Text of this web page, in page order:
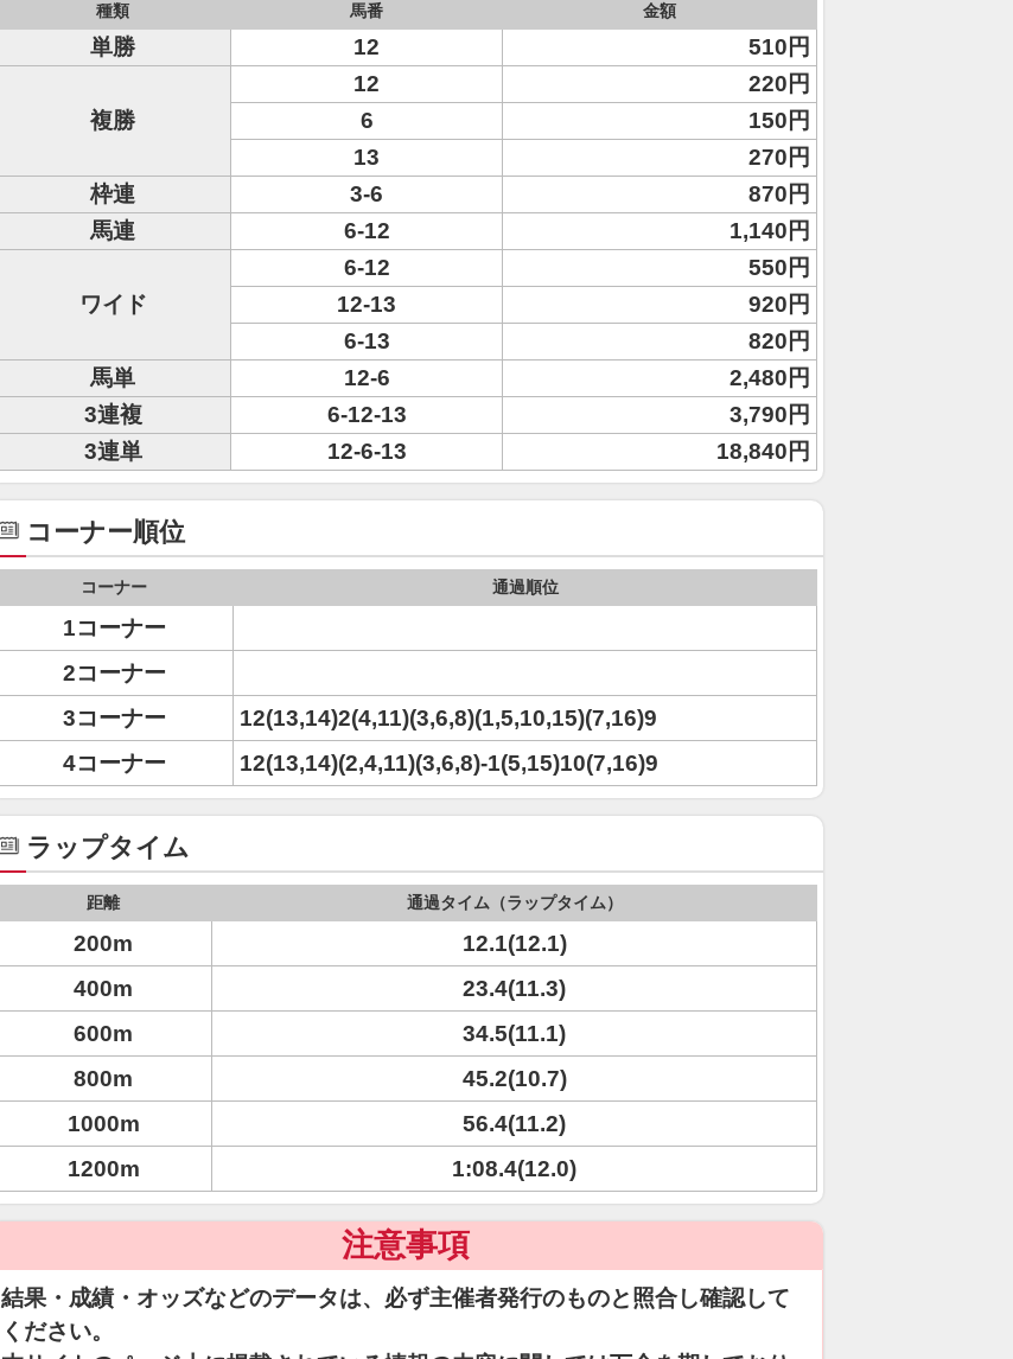
種類 馬番 金額
単勝 12 510円
複勝
12
220円
6
150円
13
270円
枠連
3-6
870円
馬連
6-12 1,140円
ワイド
6-12
550円
12-13
920円
6-13
820円
馬単
12-6
2,480円
3連複
6-12-13
3,790円
3連単
12-6-13 18,840円
コーナー順位
コーナー 通過順位
1コーナー
2コーナー
3コーナー
12(13,14)2(4,11)(3,6,8)(1,5,10,15)(7,16)9
4コーナー
12(13,14)(2,4,11)(3,6,8)-1(5,15)10(7,16)9
ラップタイム
距離 通過タイム（ラップタイム）
200m
12.1(12.1)
400m
23.4(11.3)
600m
34.5(11.1)
800m
45.2(10.7)
1000m
56.4(11.2)
1200m
1:08.4(12.0)
注意事項
結果・成績・オッズなどのデータは、必ず主催者発行のものと照合し確認して
ください。